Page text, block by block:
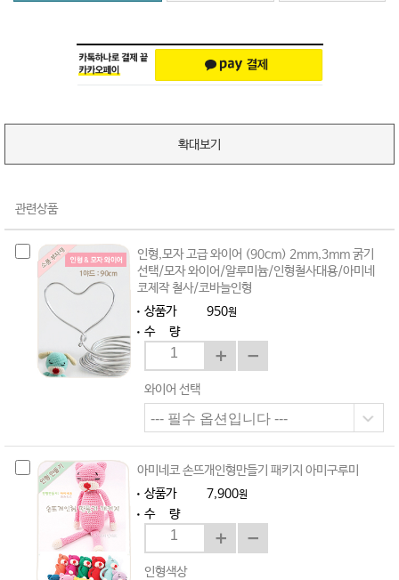
확대보기
관련상품
인형,모자 고급 와이어 (90cm) 2mm,3mm 굵기
선택/모자 와이어/알루미늄/인형철사대용/아미네
코제작 철사/코바늘인형
상품가
950원
수 량
와이어 선택
아미네코 손뜨개인형만들기 패키지 아미구루미
상품가
7,900원
수 량
인형색상